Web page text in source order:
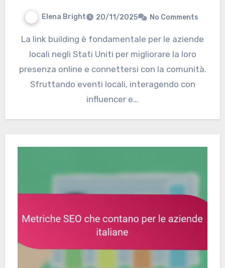
Elena Bright 20/11/2025 No Comments
La link building è fondamentale per le aziende
locali negli Stati Uniti per migliorare la loro
presenza online e connettersi con la comunità.
Sfruttando eventi locali, interagendo con
influencer e…